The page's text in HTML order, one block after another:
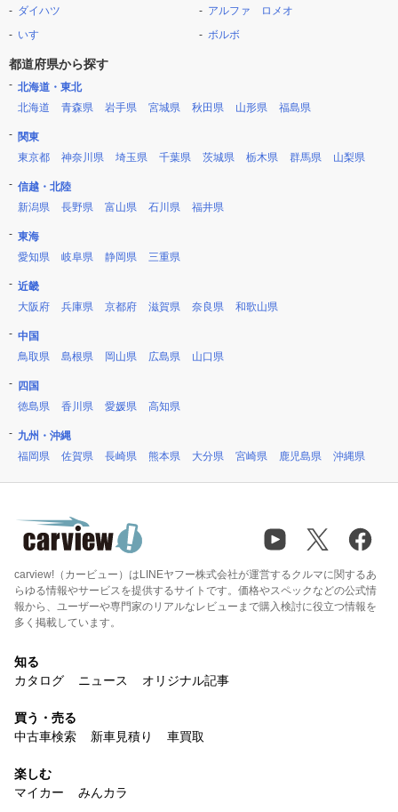
ダイハツ
いすゞ
アルファ ロメオ
ボルボ
都道府県から探す
北海道・東北
北海道
青森県 岩手県 宮城県 秋田県 山形県 福島県
関東
東京都
神奈川県 埼玉県 千葉県 茨城県 栃木県 群馬県 山梨県
信越・北陸
新潟県
長野県 富山県 石川県 福井県
東海
愛知県
岐阜県 静岡県 三重県
近畿
大阪府
兵庫県 京都府 滋賀県 奈良県 和歌山県
中国
鳥取県
島根県 岡山県 広島県 山口県
四国
徳島県
香川県 愛媛県 高知県
九州・沖縄
福岡県
佐賀県 長崎県 熊本県 大分県 宮崎県 鹿児島県 沖縄県
carview!（カービュー）はLINEヤフー株式会社が運営するクルマに関するあ
らゆる情報やサービスを提供するサイトです。価格やスペックなどの公式情
報から、ユーザーや専門家のリアルなレビューまで購入検討に役立つ情報を
多く掲載しています。
知る
カタログ
ニュース オリジナル記事
買う・売る
中古車検索
新車見積り 車買取
楽しむ
マイカー
みんカラ